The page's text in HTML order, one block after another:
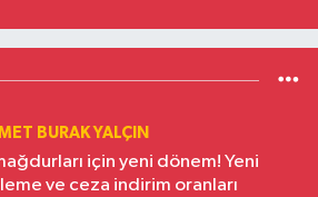
BURAK YALÇIN
için yeni dönem! Yeni
ve ceza indirim oranları